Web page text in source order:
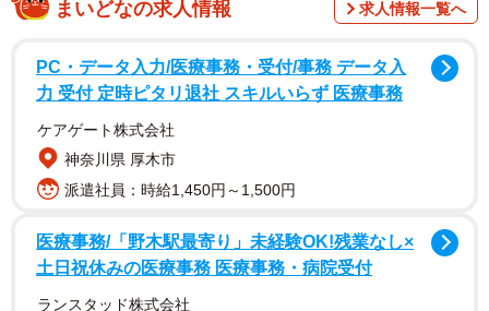
まいどなの求人情報 求人情報一覧へ
PC・データ入力/医療事務・受付/事務 データ入
力 受付 定時ピタリ退社 スキルいらず 医療事務
ケアゲート株式会社
神奈川県 厚木市
派遣社員：時給1,450円～1,500円
医療事務/「野木駅最寄り」未経験OK!残業なし×
土日祝休みの医療事務 医療事務・病院受付
ランスタッド株式会社